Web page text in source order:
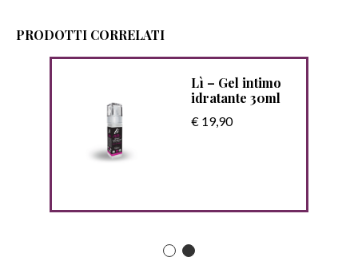
PRODOTTI CORRELATI
Lì – Gel intimo
idratante 30ml
€ 19,90